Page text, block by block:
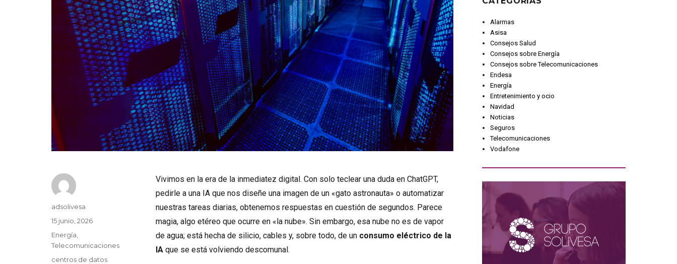
Vivimos en la era de la inmediatez digital. Con solo teclear una duda en ChatGPT,
pedirle a una IA que nos diseñe una imagen de un «gato astronauta» o automatizar
nuestras tareas diarias, obtenemos respuestas en cuestión de segundos. Parece
magia, algo etéreo que ocurre en «la nube». Sin embargo, esa nube no es de vapor
de agua; está hecha de silicio, cables y, sobre todo, de un consumo eléctrico de la
IA que se está volviendo descomunal.
Autor
adsolivesa
Publicado
15 junio, 2026
Categorías
Energía
Telecomunicaciones
Etiquetas
centros de datos
Alarmas
Asisa
Consejos Salud
Consejos sobre Energía
Consejos sobre Telecomunicaciones
Endesa
Energía
Entretenimiento y ocio
Navidad
Noticias
Seguros
Telecomunicaciones
Vodafone